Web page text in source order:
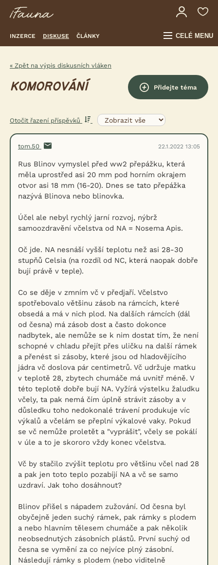
INZERCE DISKUSE ČLÁNKY CELÉ MENU
« Zpět na výpis diskusních vláken
KOMOROVÁNÍ Přidejte téma
Otočit řazení příspěvků
tom.50 22.1.2022 13:05
Rus Blinov vymyslel před ww2 přepážku, která
měla uprostřed asi 20 mm pod horním okrajem
otvor asi 18 mm (16-20). Dnes se tato přepážka
nazývá Blinova nebo blinovka.
Účel ale nebyl rychlý jarní rozvoj, nýbrž
samoozdravění včelstva od NA = Nosema Apis.
Oč jde. NA nesnáší vyšší teplotu než asi 28-30
stupňů Celsia (na rozdíl od NC, která naopak dobře
bují právě v teple).
Co se děje v zmním vč v předjaří. Včelstvo
spotřebovalo většinu zásob na rámcích, které
obsedá a má v nich plod. Na dalších rámcích (dál
od česna) má zásob dost a často dokonce
nadbytek, ale nemůže se k nim dostat tím, že není
schopné v chladu přejít přes uličku na další rámek
a přenést si zásoby, které jsou od hladovějícího
jádra vč doslova pár centimetrů. Vč udržuje matku
v teplotě 28, zbytech chumáče má uvnitř méně. V
této teplotě dobře bují NA. Vyžírá výstelku žaludku
včely, ta pak nemá čím úplně strávit zásoby a v
důsledku toho nedokonalé trávení produkuje víc
výkalů a včelám se přeplní výkalové vaky. Pokud
se vč nemůže proletět a "vyprášit", včely se pokálí
v úle a to je skororo vždy konec včelstva.
Vč by stačilo zvýšit teplotu pro většinu včel nad 28
a pak jen toto teplo pozabíjí NA a vč se samo
uzdraví. Jak toho dosáhnout?
Blinov přišel s nápadem zužování. Od česna byl
obyčejně jeden suchý rámek, pak rámky s plodem
a nebo hlavním tělesem chumáče a pak několik
neobsednutých zásobních plástů. První suchý od
česna se vymění za co nejvíce plný zásobní.
Následují rámky s plodem (nebo viditelně